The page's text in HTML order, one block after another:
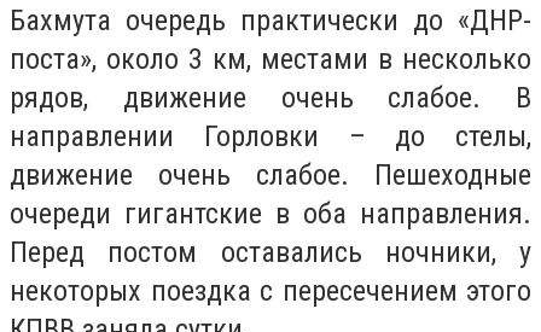
Бахмута очередь практически до «ДНР-
поста», около 3 км, местами в несколько
рядов, движение очень слабое. В
направлении Горловки – до стелы,
движение очень слабое. Пешеходные
очереди гигантские в оба направления.
Перед постом оставались ночники, у
некоторых поездка с пересечением этого